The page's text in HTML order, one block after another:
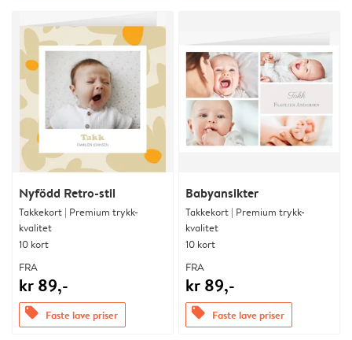
Nyfödd Retro-stil
Takkekort | Premium trykk-
kvalitet
10 kort
FRA
kr 89,-
offers Faste lave priser
Babyansikter
Takkekort | Premium trykk-
kvalitet
10 kort
FRA
kr 89,-
offers Faste lave priser